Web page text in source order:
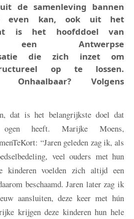
de samenleving bannen
even kan, ook uit het
is het hoofddoel van
een Antwerpse
die zich inzet om
op te lossen.
Onhaalbaar? Volgens
dat is het belangrijkste doel dat
ogen heeft. Marijke Moens,
“Jaren geleden zag ik, als
veel ouders met hun
kinderen voelden zich altijd een
beschaamd. Jaren later zag ik
aansluiten, deze keer met hún
krijgen deze kinderen hun hele